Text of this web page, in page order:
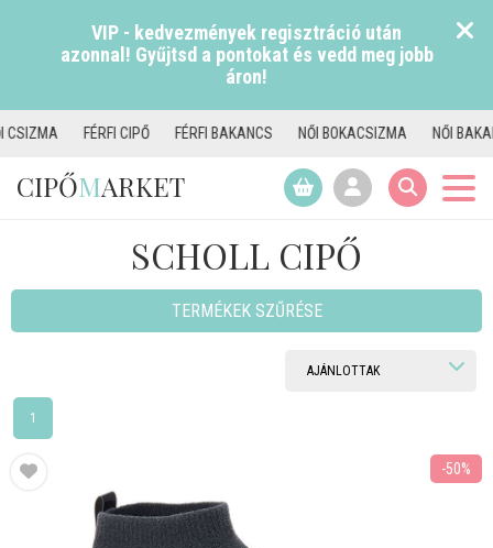
VIP - kedvezmények regisztráció után
azonnal! Gyűjtsd a pontokat és vedd meg jobb
áron!
CIPŐ FÉRFI BAKANCS NŐI BOKACSIZMA NŐI BAKANCS
CIPŐMARKET
SCHOLL CIPŐ
TERMÉKEK SZŰRÉSE
1
-50%